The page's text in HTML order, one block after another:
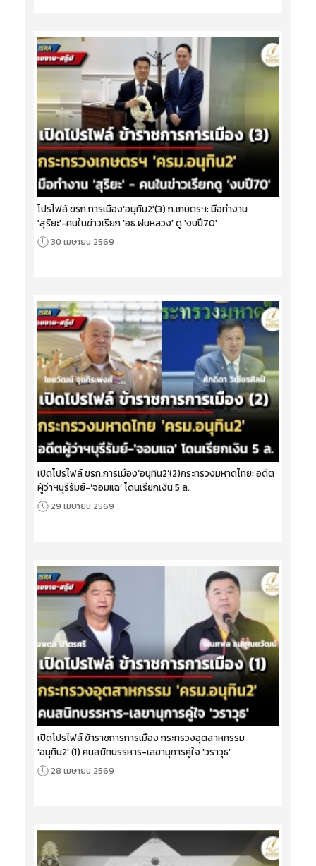
โปรไฟล์ ขรก.การเมือง'อนุทิน2'(3) ก.เกษตรฯ: มือทำงาน
'สุริยะ'-คนในข่าวเรียก 'อธ.ฝนหลวง' ดู 'งบปี70'
30 เมษายน 2569
เปิดโปรไฟล์ ขรก.การเมือง‘อนุทิน2’(2)กระทรวงมหาดไทย: อดีต
ผู้ว่าฯบุรีรัมย์-‘จอมแฉ’ โดนเรียกเงิน 5 ล.
29 เมษายน 2569
เปิดโปรไฟล์ ข้าราชการการเมือง กระทรวงอุตสาหกรรม
'อนุทิน2' (1) คนสนิทบรรหาร-เลขานุการคู่ใจ 'วราวุธ'
28 เมษายน 2569